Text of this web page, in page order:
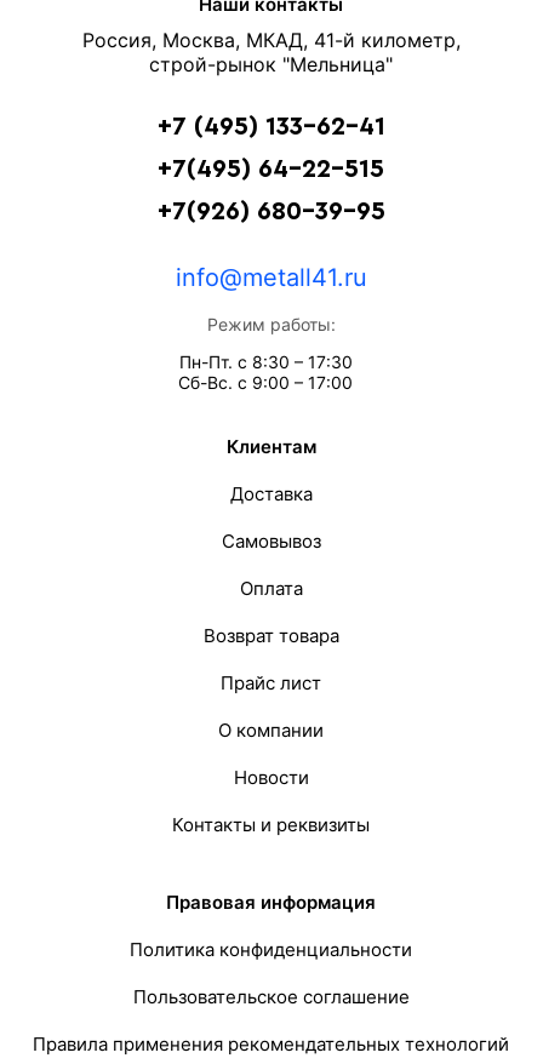
Россия, Москва, МКАД, 41-й километр,
строй-рынок "Мельница"
+7 (495) 133-62-41
+7(495) 64-22-515
+7(926) 680-39-95
info@metall41.ru
Режим работы:
Пн-Пт. с 8:30 – 17:30
Сб-Вс. с 9:00 – 17:00
Клиентам
Доставка
Самовывоз
Оплата
Возврат товара
Прайс лист
О компании
Новости
Контакты и реквизиты
Правовая информация
Политика конфиденциальности
Пользовательское соглашение
Правила применения рекомендательных технологий